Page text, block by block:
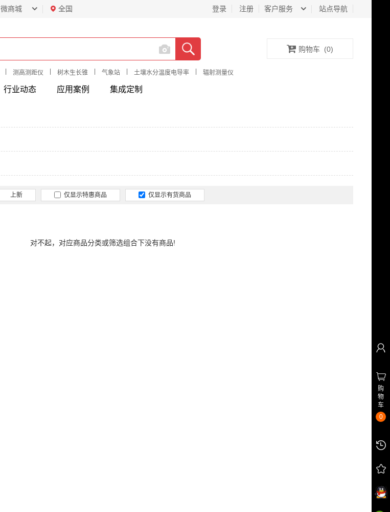
微商城 全国 客户服务 站点导航
登录 注册
测高测距仪 树木生长锥 气象站 土壤水分温度电导率 辐射测量仪
购物车 (0)
行业动态 应用案例 集成定制
上新 仅显示特惠商品 仅显示有货商品
对不起，对应商品分类或筛选组合下没有商品!
购
物
车
0